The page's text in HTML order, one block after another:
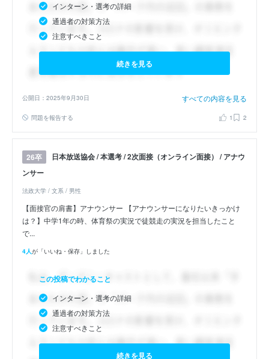
インターン・選考の詳細
通過者の対策方法
注意すべきこと
続きを見る
公開日：2025年9月30日 すべての内容を見る
問題を報告する 1 2
26卒
日本放送協会 / 本選考 / 2次面接（オンライン面接） / アナウ
ンサー
法政大学 / 文系 / 男性
【面接官の肩書】アナウンサー 【アナウンサーになりたいきっかけ
は？】中学1年の時、体育祭の実況で徒競走の実況を担当したこと
で...
4人が「いいね・保存」しました
この投稿でわかること
インターン・選考の詳細
通過者の対策方法
注意すべきこと
続きを見る